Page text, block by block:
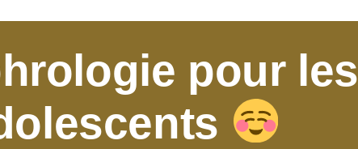
pour les